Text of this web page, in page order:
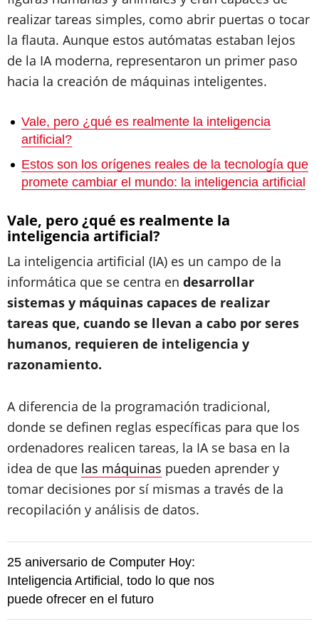
realizar tareas simples, como abrir puertas o tocar
la flauta. Aunque estos autómatas estaban lejos
de la IA moderna, representaron un primer paso
hacia la creación de máquinas inteligentes.
Vale, pero ¿qué es realmente la inteligencia
artificial?
Estos son los orígenes reales de la tecnología que
promete cambiar el mundo: la inteligencia artificial
Vale, pero ¿qué es realmente la
inteligencia artificial?
La inteligencia artificial (IA) es un campo de la
informática que se centra en desarrollar
sistemas y máquinas capaces de realizar
tareas que, cuando se llevan a cabo por seres
humanos, requieren de inteligencia y
razonamiento.
A diferencia de la programación tradicional,
donde se definen reglas específicas para que los
ordenadores realicen tareas, la IA se basa en la
idea de que las máquinas pueden aprender y
tomar decisiones por sí mismas a través de la
recopilación y análisis de datos.
25 aniversario de Computer Hoy:
Inteligencia Artificial, todo lo que nos
puede ofrecer en el futuro